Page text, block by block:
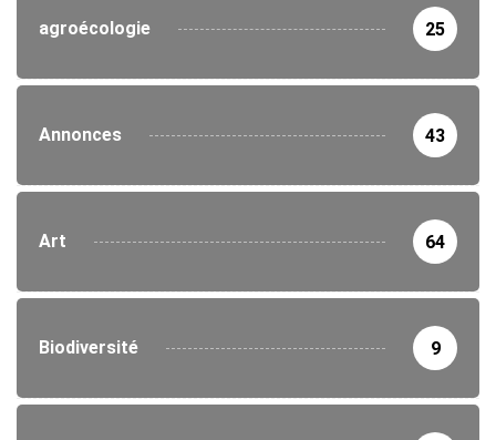
agroécologie 25
Annonces 43
Art 64
Biodiversité 9